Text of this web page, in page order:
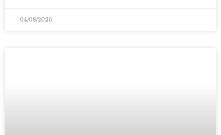
04/08/2026